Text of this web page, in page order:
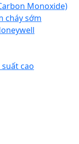
Monoxide)
cháy sớm
cao